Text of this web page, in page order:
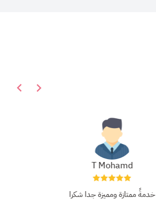
T Mohamd
خدمةً ممتازة ومميزة جدا شكرا